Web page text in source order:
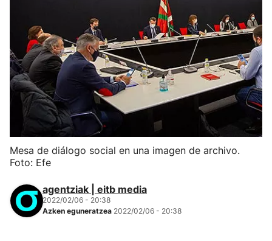
Mesa de diálogo social en una imagen de archivo.
Foto: Efe
agentziak | eitb media
2022/02/06 - 20:38
Azken eguneratzea 2022/02/06 - 20:38